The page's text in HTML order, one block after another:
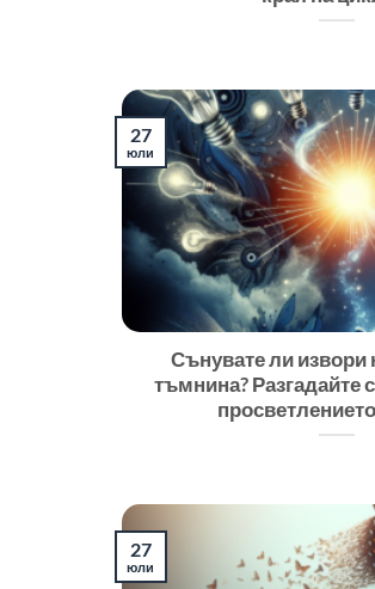
Сънувате ли извори
тъмнина? Разгадайте
27
юли
27
юли